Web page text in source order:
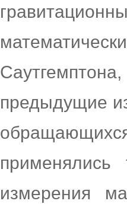
предыдущие
измерения